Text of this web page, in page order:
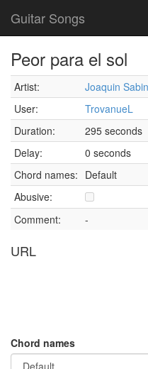
Guitar Songs
Peor para el sol
Artist: Joaquin
User:
TrovanueL
Duration:
295 seconds
Delay:
0 seconds
Chord names: Default
Abusive:
Comment:
-
URL
Chord names